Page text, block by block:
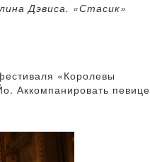
Дэвиса. «Стасик»
«Королевы
Аккомпанировать певице